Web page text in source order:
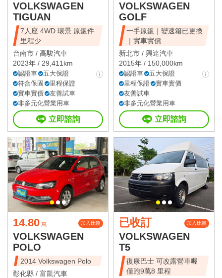
VOLKSWAGEN
TIGUAN
7人座 4WD 環景 原鈑件
里程少
台南市 / 高駿汽車
2023年 / 29,411km
認證車
五大保證
符合保固
里程保證
實車實價
友善試車
非多元化營業用車
立即諮詢
VOLKSWAGEN
GOLF
一手原鈑｜變速箱已更換
｜實車實價
新北市 / 興達汽車
2015年 / 150,000km
認證車
五大保證
里程保證
實車實價
友善試車
非多元化營業用車
立即諮詢
14.80 萬 加入比較
VOLKSWAGEN
POLO
2014 Volkswagen Polo
彰化縣 / 富凱汽車
已收訂 加入比較
VOLKSWAGEN
T5
復康巴士 可改露營車喔
僅跑9萬8 里程